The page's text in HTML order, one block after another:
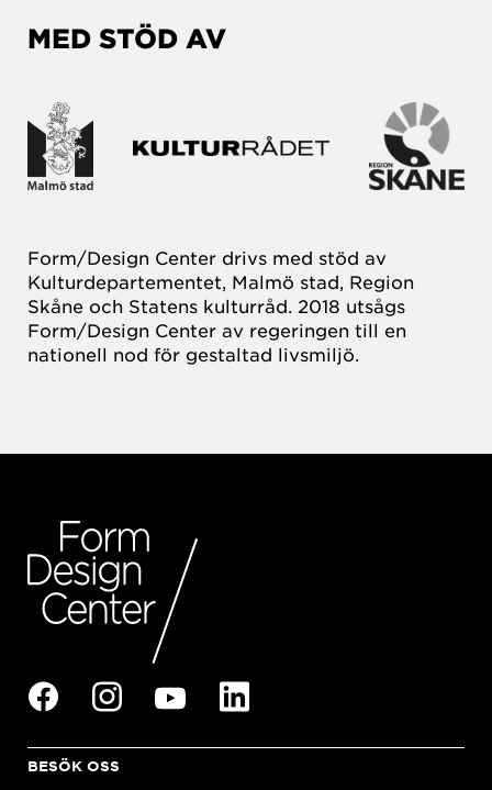
MED STÖD AV
Form/Design Center drivs med stöd av
Kulturdepartementet, Malmö stad, Region
Skåne och Statens kulturråd. 2018 utsågs
Form/Design Center av regeringen till en
nationell nod för gestaltad livsmiljö.
BESÖK OSS